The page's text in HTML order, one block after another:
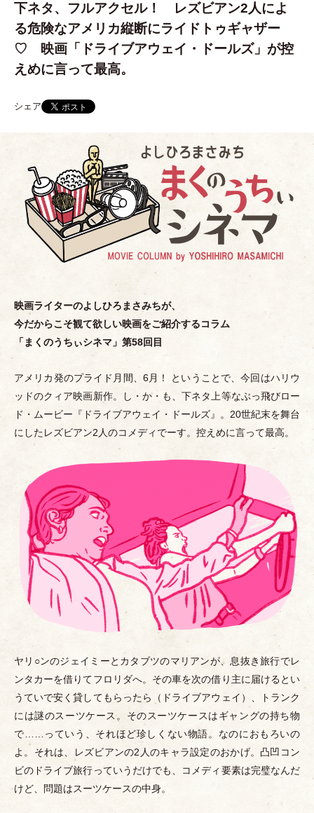
下ネタ、フルアクセル！ レズビアン2人によ
る危険なアメリカ縦断にライドトゥギャザー
♡ 映画「ドライブアウェイ・ドールズ」が控
えめに言って最高。
シェア
映画ライターのよしひろまさみちが、
今だからこそ観て欲しい映画をご紹介するコラム
「まくのうちぃシネマ 」 第58回目
アメリカ発のプライド月間、6月！ ということで、今回はハリウ
ッドのクィア映画新作。し ・ か・ も、下ネタ上等なぶっ飛びロー
ド ・ ムービー『ドライブアウェイ ・
ドールズ』。20世紀末を舞台
にしたレズビアン2人のコメディでーす。控えめに言って最高。
ヤリ○ンのジェイミーとカタブツのマリアンが、息抜き旅行でレ
ンタカーを借りてフロリダへ。その車を次の借り主に届けるとい
うていで安く貸してもらったら
（ ドライブアウェイ ） 、トランク
には謎のスーツケース。そのスーツケースはギャングの持ち物
で……っていう、それほど珍しくない物語。なのにおもろいの
よ。それは、レズビアンの2人のキャラ設定のおかげ。凸凹コン
ビのドライブ旅行っていうだけでも、コメディ要素は完璧なんだ
けど、問題はスーツケースの中身。